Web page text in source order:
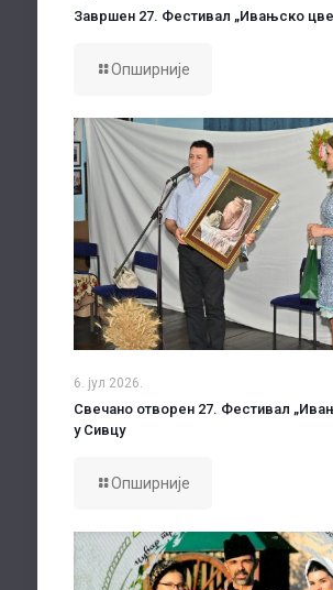
Завршен 27. Фестивал „Ивањско
Опширније
6. јул 2026.
Свечано отворен 27. Фестивал
у Сивцу
Опширније